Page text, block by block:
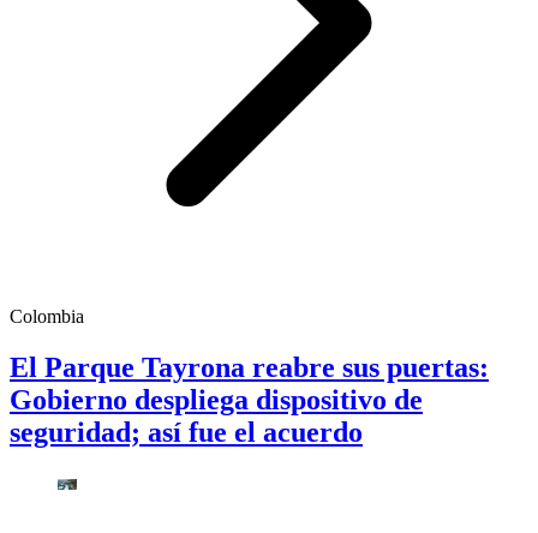
Colombia
El Parque Tayrona reabre sus puertas:
Gobierno despliega dispositivo de
seguridad; así fue el acuerdo